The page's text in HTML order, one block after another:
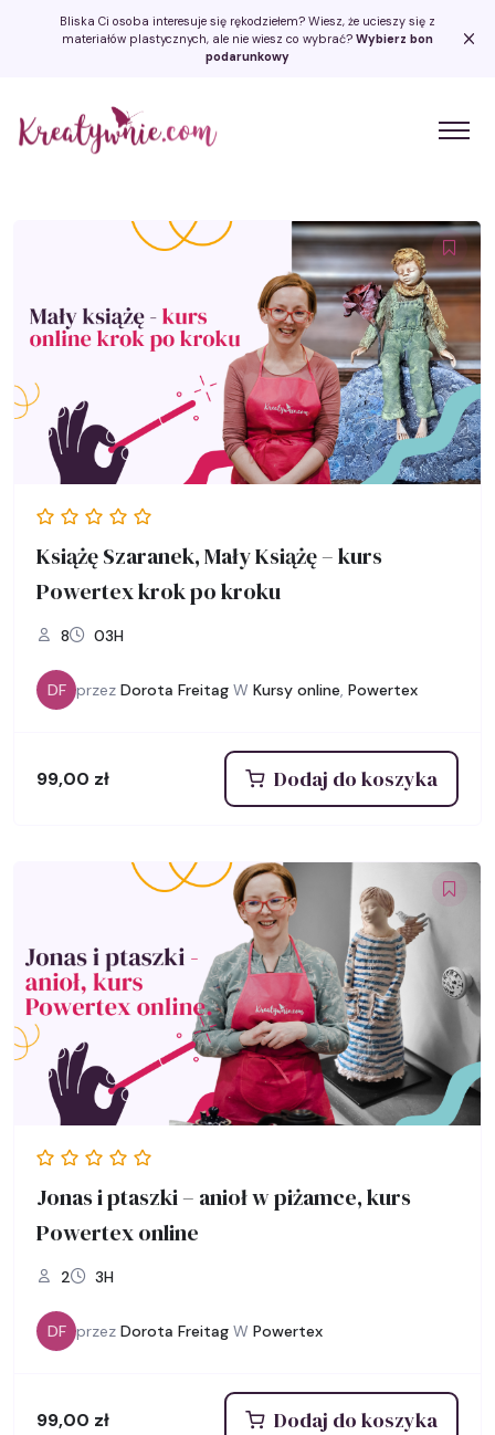
Bliska Ci osoba interesuje się rękodziełem? Wiesz, że ucieszy się z
materiałów plastycznych, ale nie wiesz co wybrać? Wybierz bon
podarunkowy
Kreatywnie.com
Książę Szaranek, Mały Książę – kurs
Powertex krok po kroku
8 03H
DF przez Dorota Freitag W Kursy online, Powertex
99,00 zł Dodaj do koszyka
Jonas i ptaszki – anioł w piżamce, kurs
Powertex online
2 3H
DF przez Dorota Freitag W Powertex
99,00 zł Dodaj do koszyka